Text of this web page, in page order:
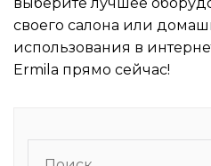
своего салона или
использования в
Ermila прямо сейчас!